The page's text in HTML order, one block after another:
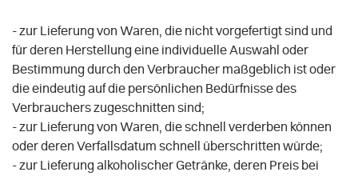
- zur Lieferung von Waren, die nicht vorgefertigt sind und
für deren Herstellung eine individuelle Auswahl oder
Bestimmung durch den Verbraucher maßgeblich ist oder
die eindeutig auf die persönlichen Bedürfnisse des
Verbrauchers zugeschnitten sind;
- zur Lieferung von Waren, die schnell verderben können
oder deren Verfallsdatum schnell überschritten würde;
- zur Lieferung alkoholischer Getränke, deren Preis bei